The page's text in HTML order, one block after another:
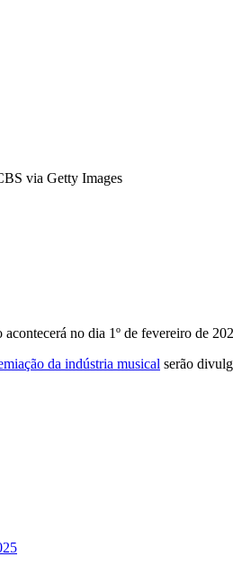
via Getty Images
no dia 1º de fevereiro de
da indústria musical serão